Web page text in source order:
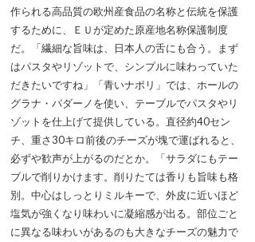
作られる高品質の欧州産食品の名称と伝統を保護
するために、ＥＵが定めた原産地名称保護制度
だ。「繊細な旨味は、日本人の舌にも合う。まず
はパスタやリゾットで、シンプルに味わっていた
だきたいですね」「青いナポリ」では、ホールの
グラナ・パダーノを使い、テーブルでパスタやリ
ゾットを仕上げて提供している。直径約40セン
チ、重さ30キロ前後のチーズが塊で運ばれると、
必ずや歓声が上がるのだとか。「サラダにもテー
ブルで削りかけます。削りたては香りも旨味も格
別。中心はしっとりミルキーで、外皮に近いほど
塩気が強くなり味わいに凝縮感が出る。部位ごと
に異なる味わいがあるのも大きなチーズの魅力で